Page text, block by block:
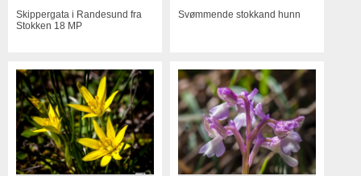
Skippergata i Randesund fra
Stokken 18 MP
Svømmende stokkand hunn